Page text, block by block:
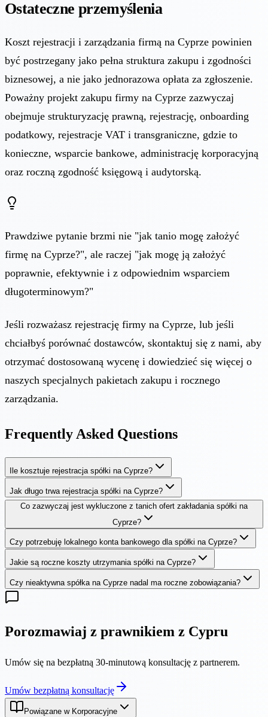
Ostateczne przemyślenia
Koszt rejestracji i zarządzania firmą na Cyprze powinien
być postrzegany jako pełna struktura zakupu i zgodności
biznesowej, a nie jako jednorazowa opłata za zgłoszenie.
Poważny projekt zakupu firmy na Cyprze zazwyczaj
obejmuje strukturyzację prawną, rejestrację, onboarding
podatkowy, rejestracje VAT i transgraniczne, gdzie to
konieczne, wsparcie bankowe, administrację korporacyjną
oraz roczną zgodność księgową i audytorską.
Prawdziwe pytanie brzmi nie "jak tanio mogę założyć
firmę na Cyprze?", ale raczej "jak mogę ją założyć
poprawnie, efektywnie i z odpowiednim wsparciem
długoterminowym?"
Jeśli rozważasz rejestrację firmy na Cyprze, lub jeśli
chciałbyś porównać dostawców, skontaktuj się z nami, aby
otrzymać dostosowaną wycenę i dowiedzieć się więcej o
naszych specjalnych pakietach zakupu i rocznego
zarządzania.
Frequently Asked Questions
Ile kosztuje rejestracja spółki na Cyprze?
Jak długo trwa rejestracja spółki na Cyprze?
Co zazwyczaj jest wykluczone z tanich ofert zakładania spółki na
Cyprze?
Czy potrzebuję lokalnego konta bankowego dla spółki na Cyprze?
Jakie są roczne koszty utrzymania spółki na Cyprze?
Czy nieaktywna spółka na Cyprze nadal ma roczne zobowiązania?
Porozmawiaj z prawnikiem z Cypru
Umów się na bezpłatną 30-minutową konsultację z partnerem.
Umów bezpłatną konsultację
Powiązane w Korporacyjne